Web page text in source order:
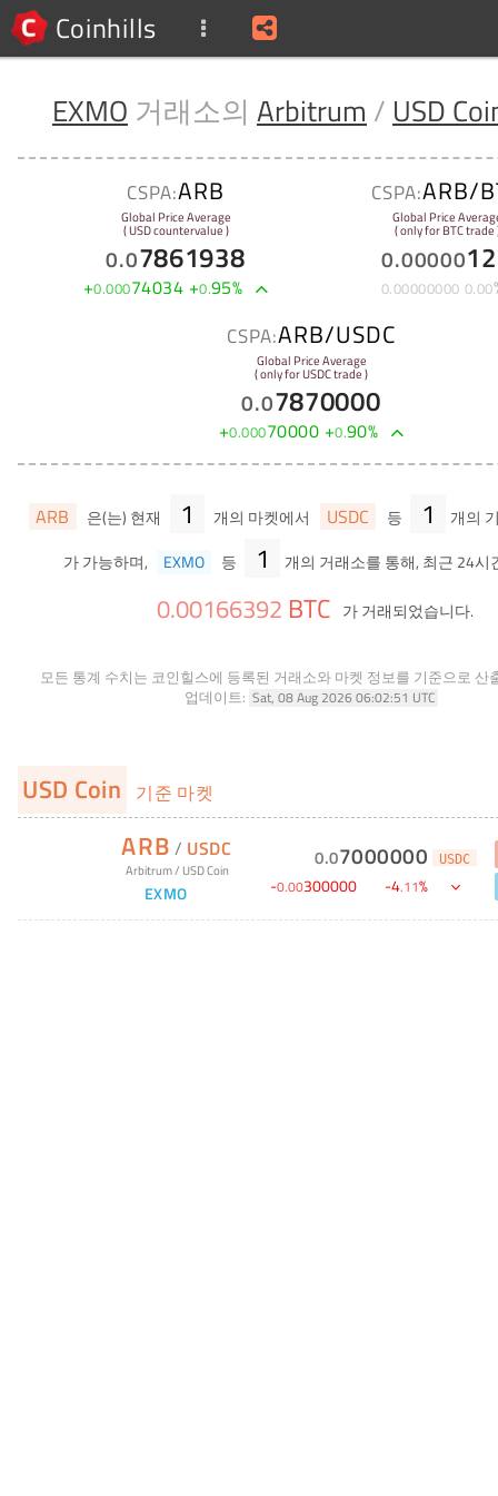
Coinhills
EXMO 거래소의 Arbitrum / USD
CSPA:ARB
Global Price Average
( USD countervalue )
0.07861938
+0.00074034 +0.95%
CSPA:ARB/
Global Price
( only for BTC trade
0.00000
0.00000000 0.00
CSPA:ARB/USDC
Global Price Average
( only for USDC trade )
0.07870000
+0.00070000 +0.90%
ARB 은(는) 현재 1 개의 마켓에서 USDC 등 1
개의
가 가능하며,
EXMO 등 1 개의 거래소를 통해, 최근 24시
0.00166392 BTC 가 거래되었습니다.
모든 통계 수치는 코인힐스에 등록된 거래소와 마켓 정보를 기준으로 산
업데이트: Sat, 08 Aug 2026 06:02:51 UTC
USD Coin 기준 마켓
ARB / USDC
Arbitrum/ USD Coin
EXMO
0.07000000 USDC
-0.00300000 -4.11%